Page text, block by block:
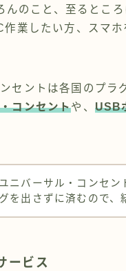
んのこと、至るとこ
作業したい方、スマ
セントは各国のプラ
コンセントや、 USB
ユニバーサル・コンセン
グを出さずに済むので、
ービス